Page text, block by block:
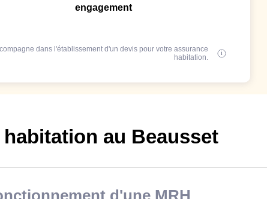
engagement
dans l'établissement d'un devis pour votre assurance
habitation.
au Beausset
d'une MRH